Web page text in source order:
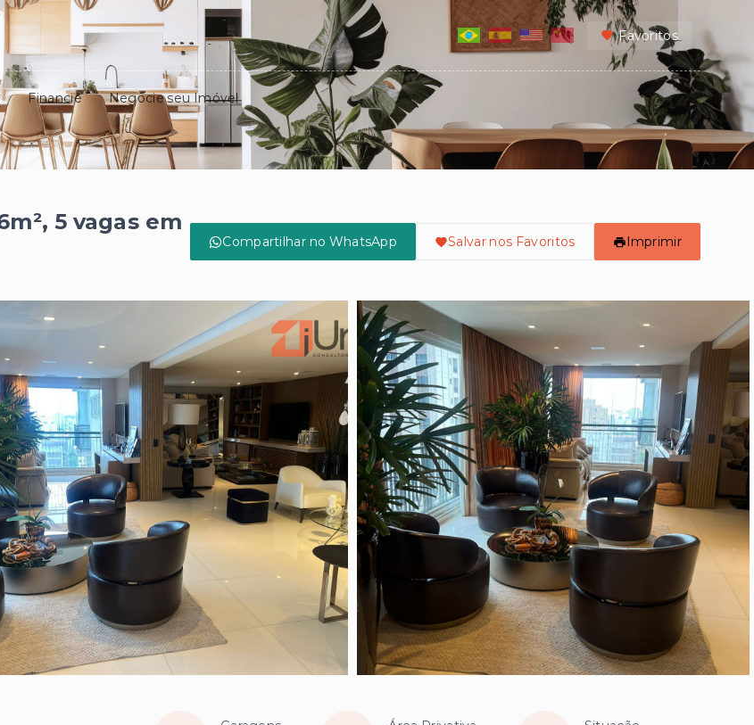
Favoritos
Financie Negocie seu Imóvel
5 vagas em
Compartilhar no WhatsApp Salvar nos Favoritos Imprimir